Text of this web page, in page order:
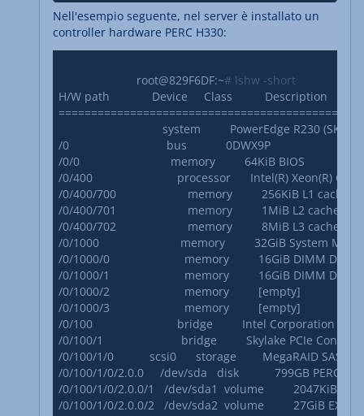
Nell'esempio seguente, nel server è installato un
controller hardware PERC H330:
			root@829F6DF:~
# lshw -short
H/W path             Device     Class          Description
system         PowerEdge
/0                              bus            0DWX9P
/0/0                            memory         64KiB BIOS
/0/400                          processor      Intel(R) Xeon(R) CPU
/0/400/700                      memory         256KiB L1 cache
/0/400/701                      memory         1MiB L2 cache
/0/400/702                      memory         8MiB L3 cache
/0/1000                         memory         32GiB System
/0/1000/0                       memory         16GiB DIMM
/0/1000/1                       memory         16GiB DIMM
/0/1000/2                       memory         [empty]
/0/1000/3                       memory         [empty]
/0/100                          bridge         Intel Corporation
/0/100/1                        bridge         Skylake PCIe
/0/100/1/0           scsi0      storage        MegaRAID SAS-3
/0/100/1/0/2.0.0     /dev/sda   disk           799GB PERC
/0/100/1/0/2.0.0/1   /dev/sda1  volume         2047KiB
/0/100/1/0/2.0.0/2   /dev/sda2  volume         27GiB EXT3